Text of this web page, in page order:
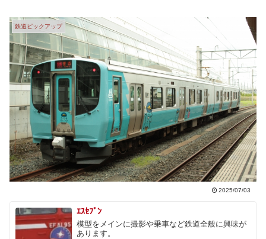
鉄道ピックアップ
2025/07/03
ｴｽｾﾌﾞﾝ
模型をメインに撮影や乗車など鉄道全般に興味が
あります。